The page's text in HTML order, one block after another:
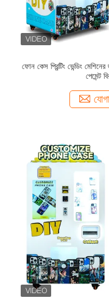
ফোন কেস প্রিন্টিং ভেন্ডিং
পেমেন্ট